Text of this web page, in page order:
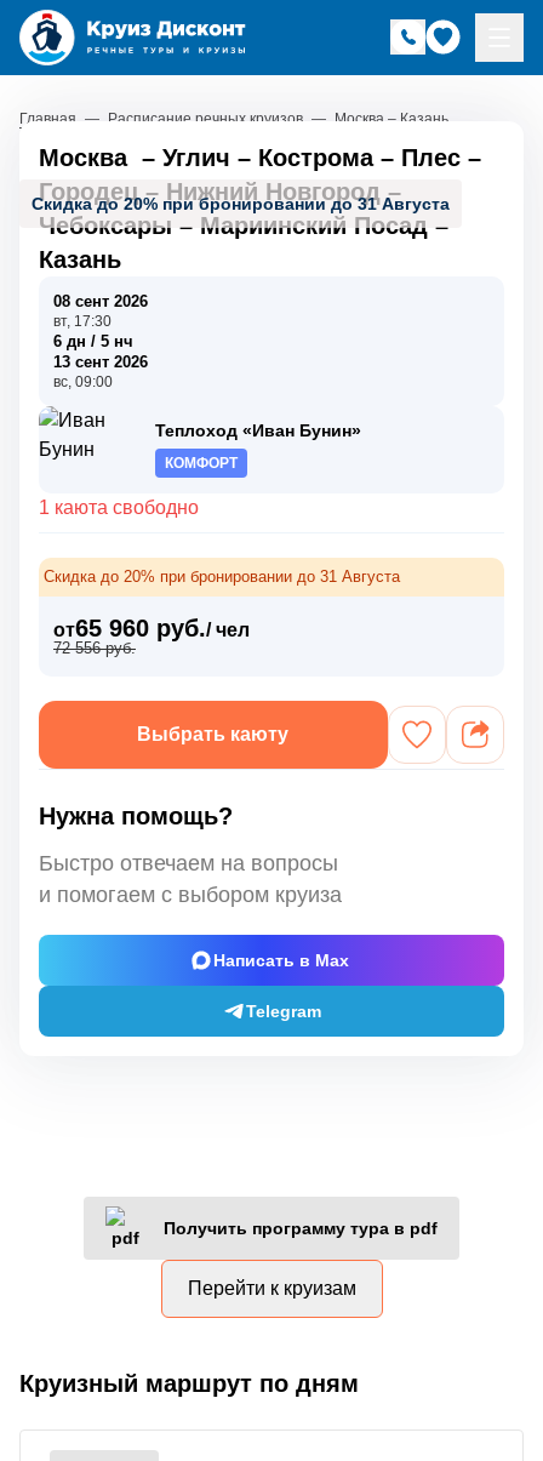
Главная — Расписание речных круизов — Москва – Казань
Скидка до 20% при бронировании до 31 Августа
Москва – Углич – Кострома– Плес –
Городец– Нижний Новгород –
Чебоксары – Мариинский Посад –
Казань
08 сент 2026
вт, 17:30
6 дн / 5 нч
13 сент 2026
вс, 09:00
Теплоход «Иван Бунин»
КОМФОРТ
1 каюта свободно
Скидка до 20% при бронировании до 31 Августа
от65 960 руб./ чел
72 556 руб.
Выбрать каюту
Нужна помощь?
Быстро отвечаем на вопросы
и помогаем с выбором круиза
Написать в Max
Telegram
Получить программу тура в pdf
Перейти к круизам
Круизный маршрут по дням